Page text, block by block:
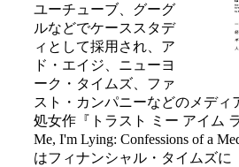
ユーチューブ、グーグ
ルなどでケーススタデ
ィとして採用され、ア
ド・エイジ、ニューヨ
ーク・タイムズ、ファ
スト・カンパニーなどのメディ
処女作『トラスト ミー アイム
Me, I'm Lying: Confessions of a
はフィナンシャル・タイムズに